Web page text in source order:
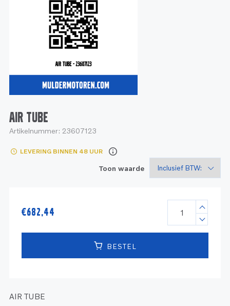
Onderdelen
Bedrijfsvaart
Onderdelen
Motoren
Onderdelen
Service
Motoren
Service en onderhoud
Reman - Bedrijfsvaart
AIR TUBE
Artikelnummer: 23607123
LEVERING BINNEN 48 UUR
Toon waarde
€682,44
BESTEL
AIR TUBE